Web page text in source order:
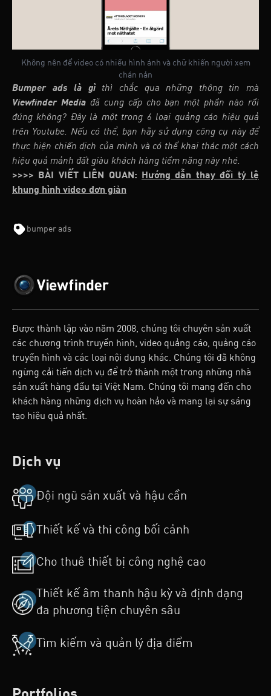
Không nên để video có nhiều hình ảnh và chữ khiến người xem
chán nản
Bumper ads là gì thì chắc qua những thông tin mà
Viewfinder Mediađã cung cấp cho bạn một phần nào rồi
đúng không? Đây là một trong 6 loại quảng cáo hiệu quả
trên Youtube. Nếu có thể, bạn hãy sử dụng công cụ này để
thực hiện chiến dịch của mình và có thể khai thác một cách
hiệu quả mảnh đất giàu khách hàng tiềm năng này nhé.
>>>> BÀI VIẾT LIÊN QUAN:
Hướng dẫn thay đổi tỷ lệ
khung hình video đơn giản
bumper ads
Được thành lập vào năm 2008, chúng tôi chuyên sản xuất
các chương trình truyền hình, video quảng cáo, quảng cáo
truyền hình và các loại nội dung khác. Chúng tôi đã không
ngừng cải tiến dịch vụ để trở thành một trong những nhà
sản xuất hàng đầu tại Việt Nam. Chúng tôi mang đến cho
khách hàng những dịch vụ hoàn hảo và mang lại sự sáng
tạo hiệu quả nhất.
Dịch vụ
Đội ngũ sản xuất và hậu cần
Thiết kế và thi công bối cảnh
Cho thuê thiết bị công nghệ cao
Thiết kế âm thanh hậu kỳ và định dạng
đa phương tiện chuyên sâu
Tìm kiếm và quản lý địa điểm